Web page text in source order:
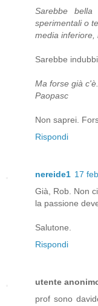
Sarebbe
sperimentali o
media inferiore,
Sarebbe
Ma forse già c'è.
Paopasc
Non saprei.
Rispondi
nereide1 17
Già, Rob. Non
la passione
Salutone.
Rispondi
utente
prof sono